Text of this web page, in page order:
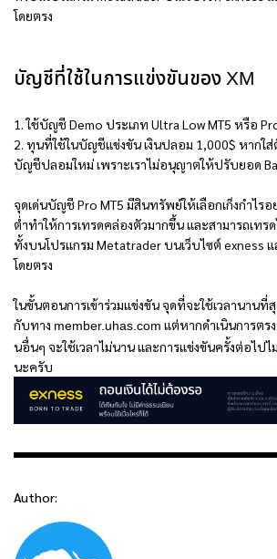
โดยตรง
บัญชีที่ใช้ในการแข่งขันของ XM
1. ใช้บัญชี Demo ประเภท Ultra Low MT5 หรือ
2. ทุนที่ใช้ในบัญชีแข่งขัน เงินปลอม 1,000$ หากใส่
บัญชีปลอมใหม่ เพราะเราไม่อนุญาตให้ปรับยอด
จุดเด่นบัญชี Pro MT5 มีสินทรัพย์ให้เลือกเก็งกำไร
ต่ำทำให้การเทรดคล่องตัวมากขึ้น และสามารถเท
ทั้งบนโปรแกรม Metatrader บนเว็บไซต์ exness
โดยตรง
ในขั้นตอนการเข้าร่วมแข่งขัน จุดที่จะใช้เวลานาน
กับทาง member.uhas.com แต่หากดำเนินการตร
นอื่นๆ จะใช้เวลาไม่นาน และการแข่งขันครั้งต่อไ
นะครับ
Author: